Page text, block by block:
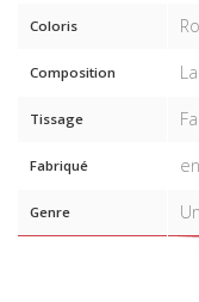
Coloris
Composition
Tissage
Fabriqué
Genre